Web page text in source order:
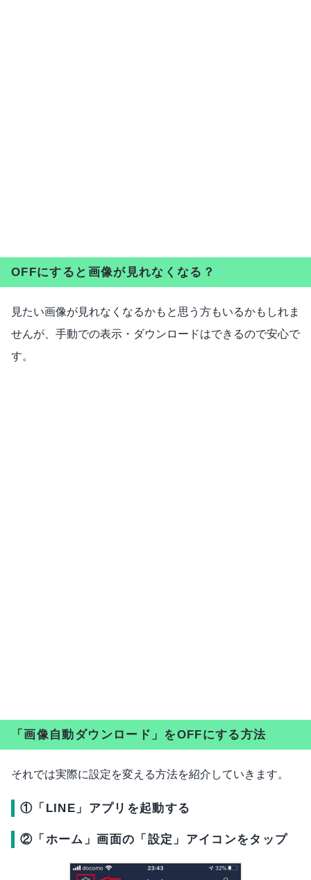
OFFにすると画像が見れなくなる？
見たい画像が見れなくなるかもと思う方もいるかもしれま
せんが、手動での表示・ダウンロードはできるので安心で
す。
「画像自動ダウンロード」をOFFにする方法
それでは実際に設定を変える方法を紹介していきます。
①「LINE」アプリを起動する
②「ホーム」画面の「設定」アイコンをタップ